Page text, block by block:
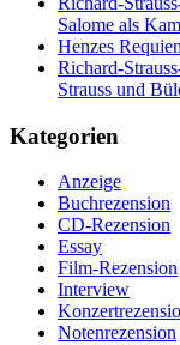
Salome als
Henzes
Richard-
Strauss und
Kategorien
Anzeige
Buchrezension
CD-Rezension
Essay
Film-Rezension
Interview
Notenrezension